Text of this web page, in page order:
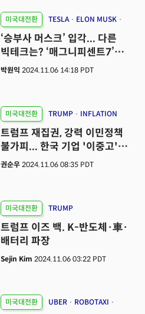
미국대전환 TESLA
ELON MUSK
매그니피센트7
‘승부사 머스크’ 입각... 다른
빅테크는? ‘매그니피센트7’
기상도
박원익 2024.11.06 14:18 PDT
미국대전환 TRUMP INFLATION
트럼프 재집권, 강력 이민정책
불가피... 한국 기업 '이중고'
온다
권순우 2024.11.06 08:35 PDT
미국대전환 TRUMP
트럼프 이즈 백. K-반도체·車·
배터리 파장
Sejin Kim 2024.11.06 03:22 PDT
미국대전환 UBER
ROBOTAXI